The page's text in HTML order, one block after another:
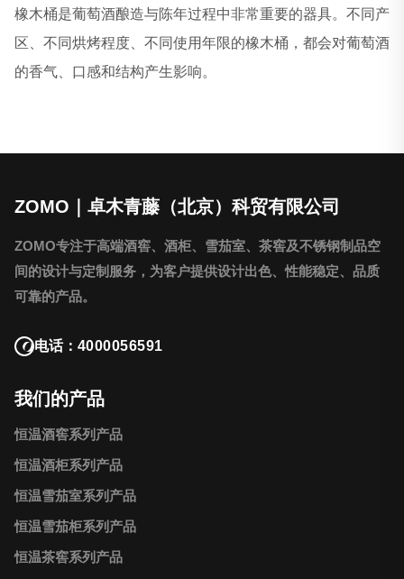
橡木桶是葡萄酒酿造与陈年过程中非常重要的器具。不同产
区、不同烘烤程度、不同使用年限的橡木桶，都会对葡萄酒
的香气、口感和结构产生影响。
ZOMO｜卓木青藤（北京）科贸有限公司
ZOMO专注于高端酒窖、酒柜、雪茄室、茶窖及不锈钢制品空
间的设计与定制服务，为客户提供设计出色、性能稳定、品质
可靠的产品。
电话： 4000056591
我们的产品
恒温酒窖系列产品
恒温酒柜系列产品
恒温雪茄室系列产品
恒温雪茄柜系列产品
恒温茶窖系列产品